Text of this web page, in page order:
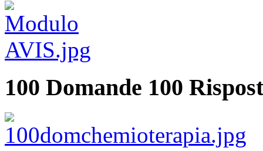
100 Domande 100